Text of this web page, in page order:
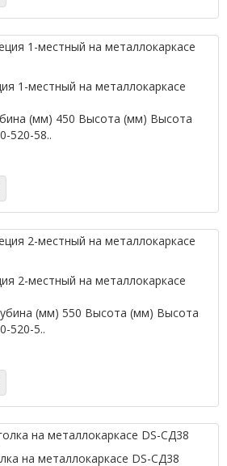
1-местный на металлокаркасе
(мм) 450 Высота (мм) Высота
520-58..
2-местный на металлокаркасе
(мм) 550 Высота (мм) Высота
520-5..
на металлокаркасе DS-СД38